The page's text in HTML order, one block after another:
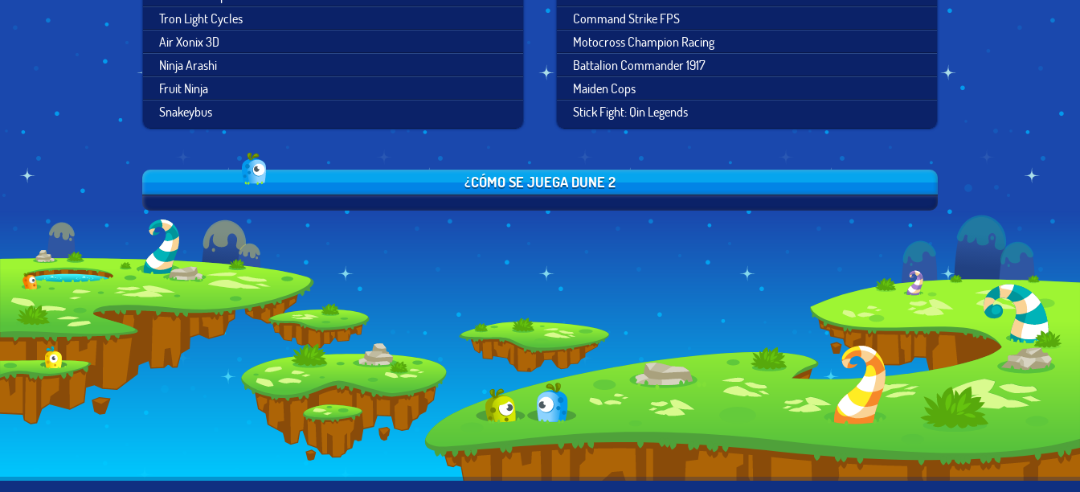
Tron Light Cycles
Air Xonix 3D
Ninja Arashi
Fruit Ninja
Snakeybus
Command Strike FPS
Motocross Champion Racing
Battalion Commander 1917
Maiden Cops
Stick Fight: Qin Legends
¿CÓMO SE JUEGA DUNE 2